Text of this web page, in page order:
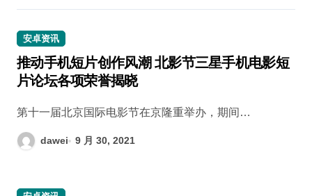
安卓资讯
推动手机短片创作风潮 北影节三星手机电影短
片论坛各项荣誉揭晓
第十一届北京国际电影节在京隆重举办，期间…
dawei 9 月 30, 2021